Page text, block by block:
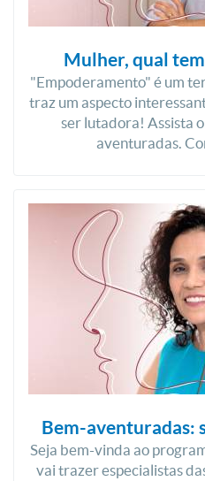
Mulher, qual
"Empoderamento" é um
traz um aspecto
ser lutadora! Assista
aventuradas.
Bem-aventuradas:
Seja bem-vinda ao
vai trazer especialistas